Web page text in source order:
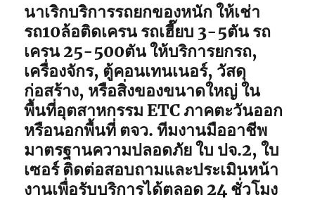
นาเริกบริการรถยกของหนัก ให้เช่า
รถ10ล้อติดเครน รถเฮี๊ยบ 3-5ตัน รถ
เครน 25-500ตัน ให้บริการยกรถ,
เครื่องจักร, ตู้คอนเทนเนอร์, วัสดุ
ก่อสร้าง, หรือสิ่งของขนาดใหญ่ ใน
พื้นที่อุตสาหกรรม ETC ภาคตะวันออก
หรือนอกพื้นที่ ตจว. ทีมงานมืออาชีพ
มาตรฐานความปลอดภัย ใบ ปจ.2, ใบ
เซอร์ ติดต่อสอบถามและประเมินหน้า
งานเพื่อรับบริการได้ตลอด 24 ชั่วโมง